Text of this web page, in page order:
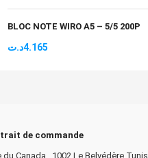
BLOC NOTE WIRO A5 – 5/5 200P
4.165د.ت
de commande
du Canada _1002 Le Belvédère Tunis